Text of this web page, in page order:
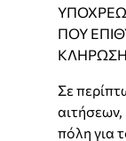
ΠΟΥ
Σε
αιτήσεων,
πόλη για